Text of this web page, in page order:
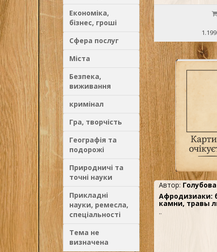
Економіка,
бізнес, гроші
Сфера послуг
Міста
Безпека,
виживання
кримінал
Гра, творчість
Географія та
подорожі
Природничі та
точні науки
Прикладні
науки, ремесла,
спеціальності
Тема не
визначена
Автор: Голубова
Афродизиаки:
камни, травы
..